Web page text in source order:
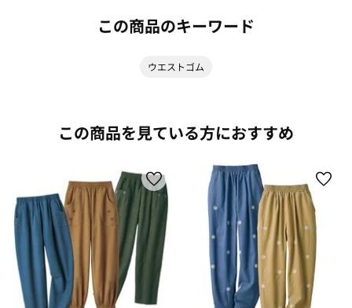
この商品のキーワード
ウエストゴム
この商品を見ている方におすすめ